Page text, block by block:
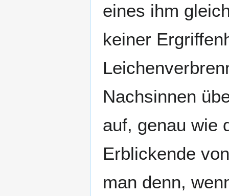
eines ihm
keiner
Nachsinnen
auf, genau wie
Erblickende
man denn,